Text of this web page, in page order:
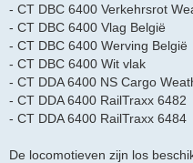
- CT DBC 6400 Verkehrsrot
- CT DBC 6400 Vlag België
- CT DBC 6400 Werving België
- CT DBC 6400 Wit vlak
- CT DDA 6400 NS Cargo
- CT DDA 6400 RailTraxx 6482
- CT DDA 6400 RailTraxx 6484
De locomotieven zijn los